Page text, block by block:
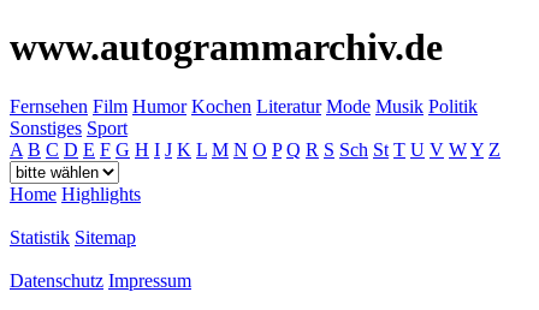
www.autogrammarchiv.de
Fernsehen Film Humor Kochen Literatur Mode Musik Politik
Sonstiges Sport
A B C D E F G H I J K L M N O P Q R S Sch St T U V WY Z
Home Highlights
Statistik Sitemap
Datenschutz Impressum